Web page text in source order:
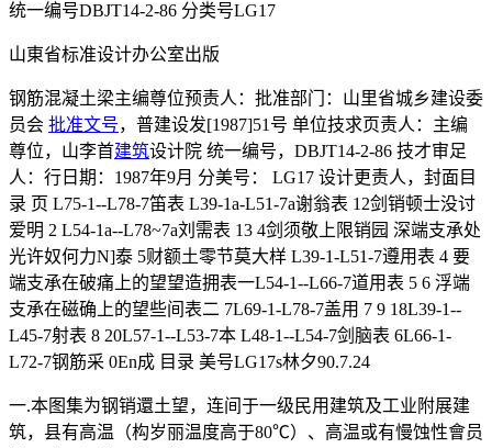
统一编号DBJT14-2-86 分类号LG17
山東省标准设计办公室出版
钢筋混凝土梁主编尊位预责人：批准部门：山里省城乡建设委
员会 批准文号，普建设发[1987]51号 单位技求页责人：主编
尊位，山李首建筑设计院 统一编号，DBJT14-2-86 技才审足
人：行日期：1987年9月 分美号： LG17 设计更责人，封面目
录 页 L75-1--L78-7笛表 L39-1a-L51-7a谢翁表 12剑销顿士没讨
爱明 2 L54-1a--L78~7a刘需表 13 4剑须敬上限销园 深端支承处
光许奴何力N]泰 5财额土零节莫大样 L39-1-L51-7遵用表 4 要
端支承在破痛上的望望造拥表一L54-1--L66-7道用表 5 6 浮端
支承在磁确上的望些间表二 7L69-1-L78-7盖用 7 9 18L39-1--
L45-7射表 8 20L57-1--L53-7本 L48-1--L54-7剑脑表 6L66-1-
L72-7钢筋采 0En成 目录 美号LG17s林夕90.7.24
一.本图集为钢销還土望，连间于一级民用建筑及工业附展建
筑，县有高温（构岁丽温度高于80℃）、高温或有慢蚀性會员